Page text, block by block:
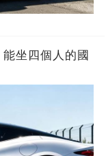
坐四個人的國